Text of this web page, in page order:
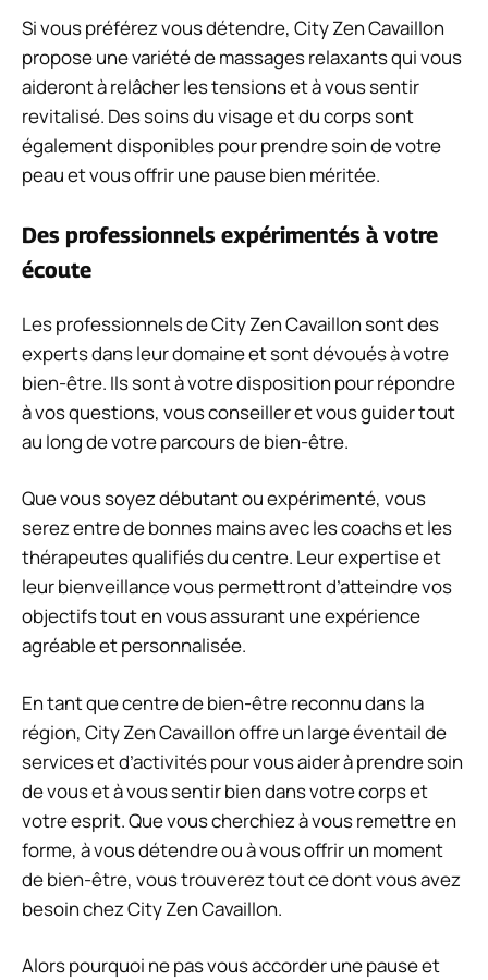
Si vous préférez vous détendre, City Zen Cavaillon
propose une variété de massages relaxants qui vous
aideront à relâcher les tensions et à vous sentir
revitalisé. Des soins du visage et du corps sont
également disponibles pour prendre soin de votre
peau et vous offrir une pause bien méritée.
Des professionnels expérimentés à votre
écoute
Les professionnels de City Zen Cavaillon sont des
experts dans leur domaine et sont dévoués à votre
bien-être. Ils sont à votre disposition pour répondre
à vos questions, vous conseiller et vous guider tout
au long de votre parcours de bien-être.
Que vous soyez débutant ou expérimenté, vous
serez entre de bonnes mains avec les coachs et les
thérapeutes qualifiés du centre. Leur expertise et
leur bienveillance vous permettront d’atteindre vos
objectifs tout en vous assurant une expérience
agréable et personnalisée.
En tant que centre de bien-être reconnu dans la
région, City Zen Cavaillon offre un large éventail de
services et d’activités pour vous aider à prendre soin
de vous et à vous sentir bien dans votre corps et
votre esprit. Que vous cherchiez à vous remettre en
forme, à vous détendre ou à vous offrir un moment
de bien-être, vous trouverez tout ce dont vous avez
besoin chez City Zen Cavaillon.
Alors pourquoi ne pas vous accorder une pause et